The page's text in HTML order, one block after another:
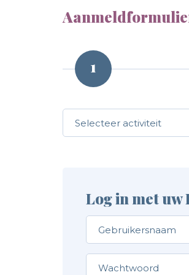
Call me back by fax
1
Log in met uw